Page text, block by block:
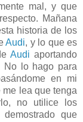
mal, y que
Mañana
historia de los
Audi, y lo que es
Audi aportando
No lo hago para
en mi
lea que tenga
no utilice los
que